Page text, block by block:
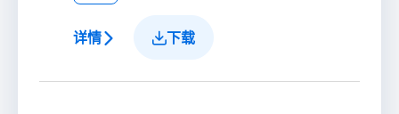
详情 下载